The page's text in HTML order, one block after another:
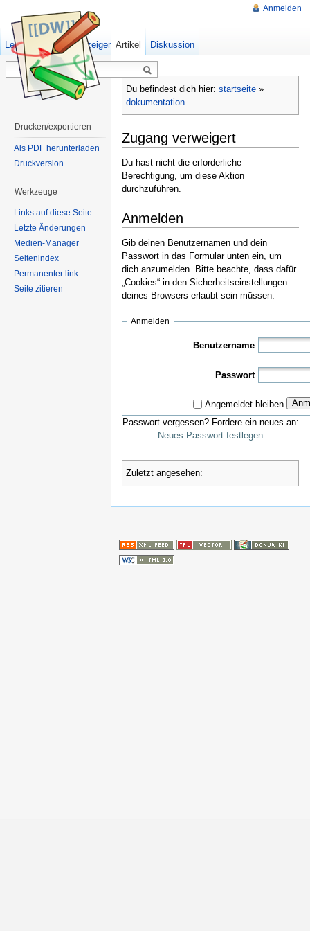
Du befindest dich hier: startseite »
dokumentation
Zugang verweigert
Du hast nicht die erforderliche
Berechtigung, um diese Aktion
durchzuführen.
Anmelden
Gib deinen Benutzernamen und dein
Passwort in das Formular unten ein, um
dich anzumelden. Bitte beachte, dass dafür
„Cookies“ in den Sicherheitseinstellungen
deines Browsers erlaubt sein müssen.
Anmelden
Benutzername
Passwort
Angemeldet bleiben
Passwort vergessen? Fordere ein neues an:
Neues Passwort festlegen
Zuletzt angesehen:
Anmelden
Artikel Diskussion
Lesen Quelltext anzeigen Ältere Versionen
Drucken/exportieren
Als PDF herunterladen
Druckversion
Werkzeuge
Links auf diese Seite
Letzte Änderungen
Medien-Manager
Seitenindex
Permanenter link
Seite zitieren